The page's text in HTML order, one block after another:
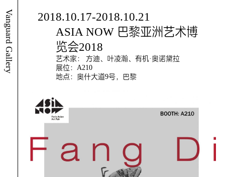
Vanguard Gallery
2018.10.17-2018.10.21
ASIA NOW 巴黎亚洲艺术博
览会2018
艺术家： 方迪、叶凌瀚、有机·奥诺黛拉
展位：A210
地点：奥什大道9号，巴黎